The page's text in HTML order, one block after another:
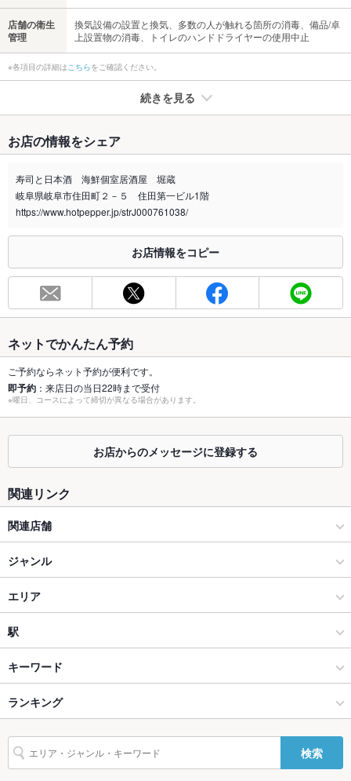
店舗の衛生
管理
換気設備の設置と換気、多数の人が触れる箇所の消毒、備品/卓
上設置物の消毒、トイレのハンドドライヤーの使用中止
※各項目の詳細は こちらをご確認ください。
続きを見る
禁煙・喫煙
全席禁煙
喫煙専用室 なし
合わせください。
お席
250席(【総席数250席】全席掘りごたつ席個室、大小様々なお
部屋を完備)
最大宴会収
容人数
100人(最大100名様までご利用可能な大型の個室部屋を設けて
おります)
個室
あり ：全席完全個室にてご案内、ゆったり座れる掘りごたつ席
にて設けております
ける個室席を設けております
掘りごたつ
あり ：全ての個室席は掘りごたつタイプのお席にてご案内、ゆ
カウンター
ソファー
備、掘りごたつ席にてご案内しております
テラス席
貸切
貸切不可 ：貸切はできませんが、大型のご宴会に最適な100名
Wi-Fi あり
バリアフリ
ー
なし ：店内段差がある箇所がございますので、お手伝いが必要
お店の情報をシェア
寿司と日本酒 海鮮個室居酒屋 堀蔵
岐阜県岐阜市住田町２－５ 住田第一ビル1階
https://www.hotpepper.jp/strJ000761038/
お店情報をコピー
ネットでかんたん予約
ご予約ならネット予約が便利です。
即予約 ：来店日の当日22時まで受付
※曜日、コースによって締切が異なる場合があります。
お店からのメッセージに登録する
関連リンク
関連店舗
旬の海鮮と上質な肉を、個室居酒屋で。 堀蔵 （ほりぞう） 浜松駅
前店
ジャンル
居酒屋
和風
岐阜駅周辺・柳ヶ瀬・市役所 × 居酒屋
岐阜駅周辺・柳ヶ瀬・市役所 × 和風
名鉄岐阜駅 × 居酒屋
名鉄岐阜駅 × 和風
エリア
岐阜駅
岐阜駅 × 居酒屋
岐阜駅 × 和風
岐阜駅 × 焼肉・ホルモン
岐阜駅 × 焼肉
駅
岐阜駅
田神駅
名鉄岐阜駅
キーワード
からあげ カキ料理・オイスター
ケーキ チーズケーキ
ランキング
岐阜のグルメランキング
岐阜の居酒屋ランキング
検索